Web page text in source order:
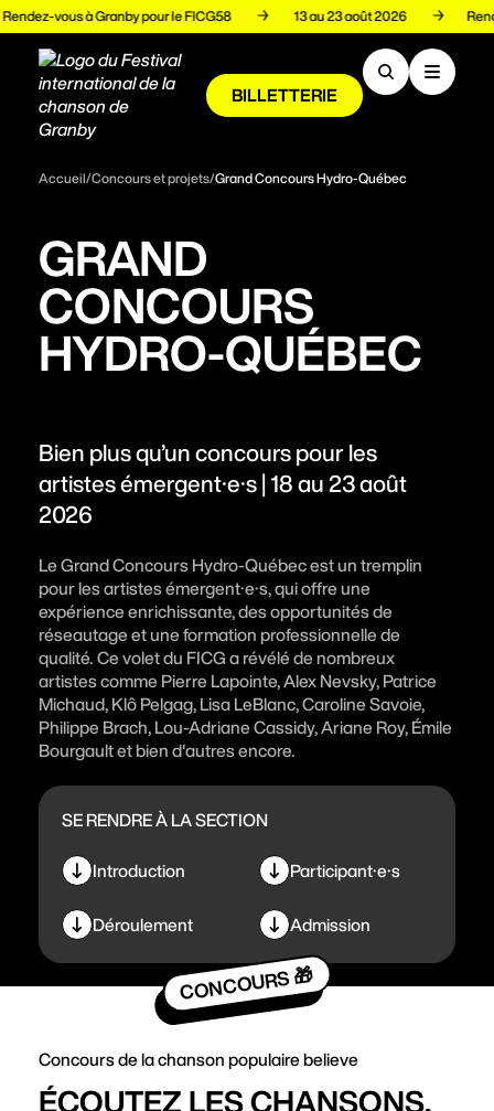
Rendez-vous à Granby pour le FICG58 13 au 23 août 2026
BILLETTERIE
Programmation
Volets
À propos
S'impliquer
Billetterie
Fondation FICG
Foire aux questions
M'INSCRIRE À L'INFOLETTRE
Accueil/Concours et projets/Grand Concours Hydro-Québec
GRAND
CONCOURS
HYDRO-QUÉBEC
Bien plus qu’un concours pour les
artistes émergent·e·s | 18 au 23 août
2026
Le Grand Concours Hydro-Québec est un tremplin
pour les artistes émergent·e·s, qui offre une
expérience enrichissante, des opportunités de
réseautage et une formation professionnelle de
qualité. Ce volet du FICG a révélé de nombreux
artistes comme Pierre Lapointe, Alex Nevsky, Patrice
Michaud, Klô Pelgag, Lisa LeBlanc, Caroline Savoie,
Philippe Brach, Lou-Adriane Cassidy, Ariane Roy, Émile
Bourgault et bien d'autres encore.
SE RENDRE À LA SECTION
Introduction Participant·e·s
Déroulement Admission
CONCOURS 🎁
Concours de la chanson populaire believe
ÉCOUTEZ LES CHANSONS,